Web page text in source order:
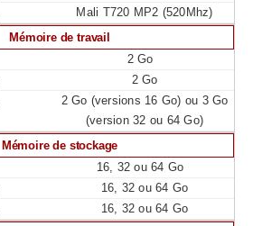
Mali T720 MP2 (520Mhz)
Mémoire de travail
2 Go
2 Go
2 Go (versions 16 Go) ou 3 Go
(version 32 ou 64 Go)
Mémoire de stockage
16, 32 ou 64 Go
16, 32 ou 64 Go
16, 32 ou 64 Go